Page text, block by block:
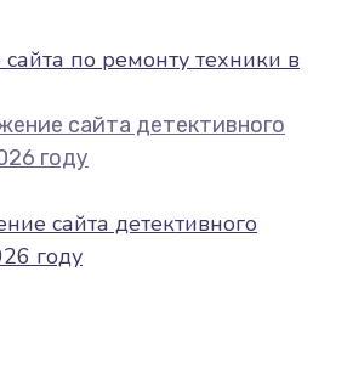
по ремонту техники в
сайта детективного
году